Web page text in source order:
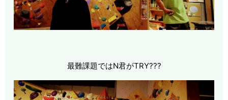
最難課題ではN君がTRY???